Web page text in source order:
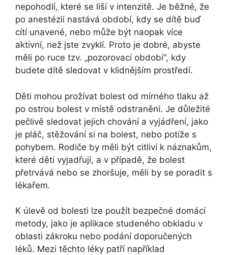
nepohodlí, které se liší v intenzitě. Je běžné, že
po anestézii nastává období, kdy se dítě buď
cítí unavené, nebo může být naopak více
aktivní, než jste zvyklí. Proto je dobré, abyste
měli po ruce tzv. „pozorovací období“, kdy
budete dítě sledovat v klidnějším prostředí.
Děti mohou prožívat bolest od mírného tlaku až
po ostrou bolest v místě odstranění. Je důležité
pečlivě sledovat jejich chování a vyjádření, jako
je pláč, stěžování si na bolest, nebo potíže s
pohybem. Rodiče by měli být citliví k náznakům,
které děti vyjadřují, a v případě, že bolest
přetrvává nebo se zhoršuje, měli by se poradit s
lékařem.
K úlevě od bolesti lze použít bezpečné domácí
metody, jako je aplikace studeného obkladu v
oblasti zákroku nebo podání doporučených
léků. Mezi těchto léky patří například